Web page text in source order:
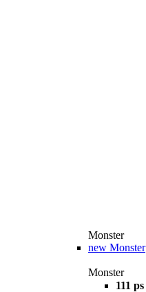
Monster
new Monster
Monster
111 ps